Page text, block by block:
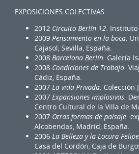
EXPOSICIONES COLECTIVAS
2012 Circuito Berlín 12. Instituto
2009 Pensamiento en la boca.
Cajasol, Sevilla, España.
2008 Barcelona Berlín. Galería
2008 Condiciones de Trabajo.
Cádiz, España.
2007 La vida Privada. Colección
2007 Expansiones implosivas.
Centro Cultural de la Villa de
2007 Otras formas de paisaje.
Alcobendas, Madrid, España.
2006 La Belleza y la Locura
Casa del Cordón, Caja de